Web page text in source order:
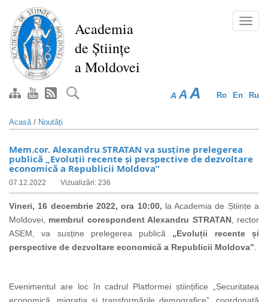
conţinutul
principal
Academia
de Științe
a Moldovei
Ro En Ru
A A A
Acasă/ Noutăți
Mem.cor. Alexandru STRATAN va susține prelegerea
publică „Evoluții recente și perspective de dezvoltare
economică a Republicii Moldova”
07.12.2022 Vizualizări: 236
Vineri, 16 decembrie 2022, ora 10:00, la Academia de Științe a
Moldovei, membrul corespondent Alexandru STRATAN, rector
ASEM, va susține prelegerea publică „Evoluții recente și
perspective de dezvoltare economică a Republicii Moldova”
Evenimentul are loc în cadrul Platformei științifice „Securitatea